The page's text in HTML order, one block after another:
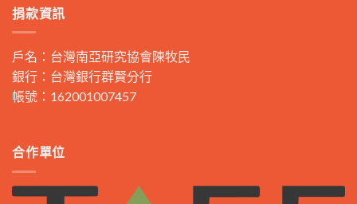
捐款資訊
戶名：台灣南亞研究協會陳牧民
銀行：台灣銀行群賢分行
帳號：162001007457
合作單位